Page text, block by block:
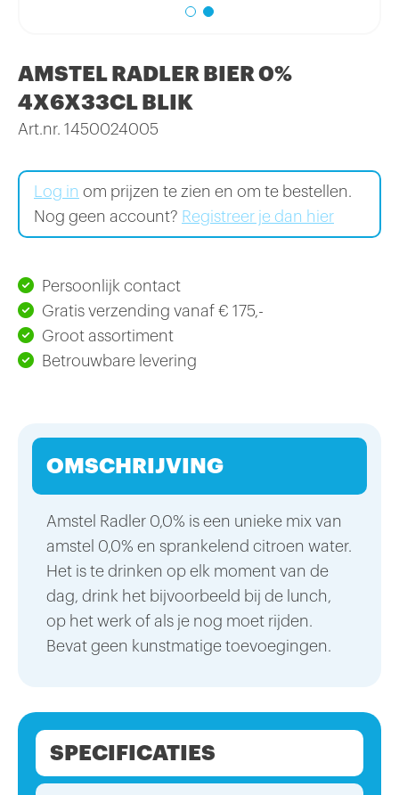
AMSTEL RADLER BIER 0%
4X6X33CL BLIK
Art.nr. 1450024005
Log in om prijzen te zien en om te bestellen.
Nog geen account? Registreer je dan hier
Persoonlijk contact
Gratis verzending vanaf € 175,-
Groot assortiment
Betrouwbare levering
OMSCHRIJVING
Amstel Radler 0,0% is een unieke mix van
amstel 0,0% en sprankelend citroen water.
Het is te drinken op elk moment van de
dag, drink het bijvoorbeeld bij de lunch,
op het werk of als je nog moet rijden.
Bevat geen kunstmatige toevoegingen.
SPECIFICATIES